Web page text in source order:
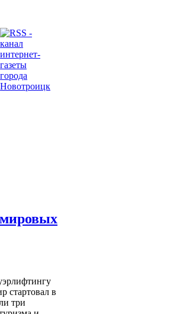
мировых
стартовал в
три